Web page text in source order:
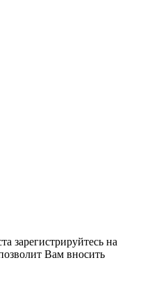
зарегистрируйтесь на
Вам вносить